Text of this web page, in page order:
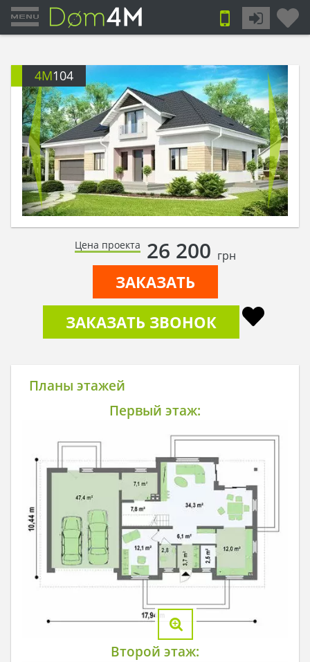
4M104
Цена проекта 26 200 грн
ЗАКАЗАТЬ
ЗАКАЗАТЬ ЗВОНОК
Планы этажей
Первый этаж:
Второй этаж: